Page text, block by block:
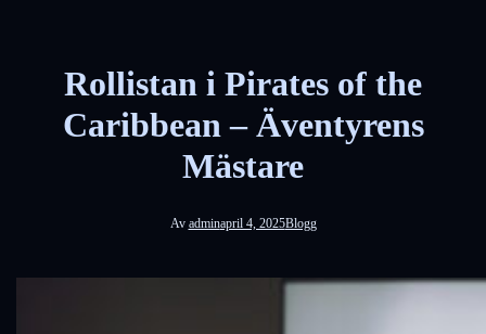
Rollistan i Pirates of the
Caribbean – Äventyrens
Mästare
Av adminapril 4, 2025Blogg